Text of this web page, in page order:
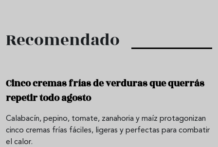
Recomendado
Cinco cremas frías de verduras que querrás
repetir todo agosto
Calabacín, pepino, tomate, zanahoria y maíz protagonizan
cinco cremas frías fáciles, ligeras y perfectas para combatir
el calor.